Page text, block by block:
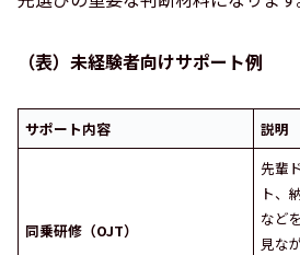
（表）未経験者向けサポート例
サポート内容 説明
同乗研修（OJT）
先輩
ト、
など
見な